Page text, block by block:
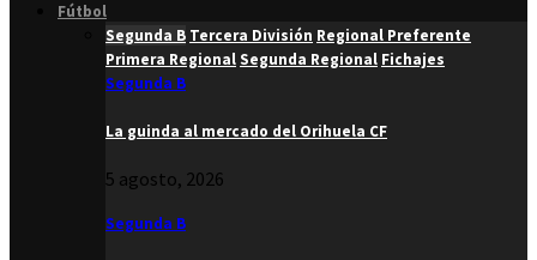
Fútbol
Segunda B Tercera División Regional Preferente
Primera RegionalSegunda Regional Fichajes
Segunda B
La guinda al mercado del Orihuela CF
5 agosto, 2026
Segunda B